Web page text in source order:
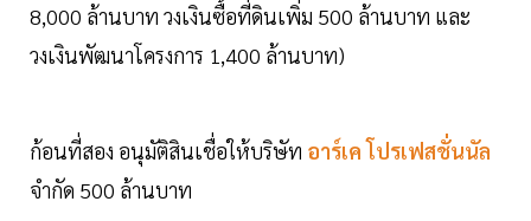
8,000 ล้านบาท วงเงินซื้อที่ดินเพิ่ม 500 ล้านบาท และ
วงเงินพัฒนาโครงการ 1,400 ล้านบาท)
ก้อนที่สอง อนุมัติสินเชื่อให้บริษัท อาร์เค โปรเฟสชั่นนัล
จำกัด 500 ล้านบาท